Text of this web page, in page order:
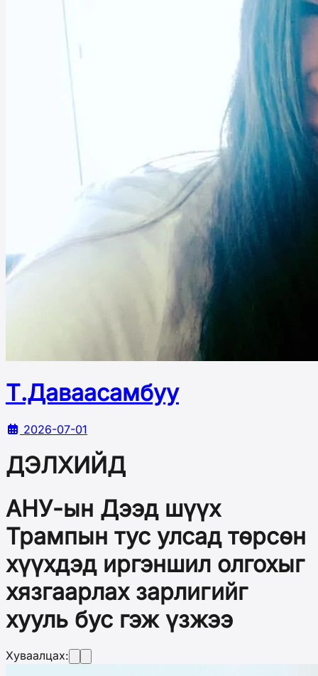
Т.Даваасамбуу
2026-07-01
ДЭЛХИЙД
АНУ-ын Дээд шүүх
Трампын тус улсад төрсөн
хүүхдэд иргэншил олгохыг
хязгаарлах зарлигийг
хууль бус гэж үзжээ
Хуваалцах: